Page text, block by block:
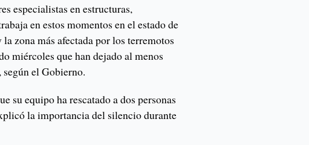
especialistas en estructuras,
en estos momentos en el estado de
zona más afectada por los terremotos
miércoles que han dejado al menos
el Gobierno.
su equipo ha rescatado a dos personas
la importancia del silencio durante